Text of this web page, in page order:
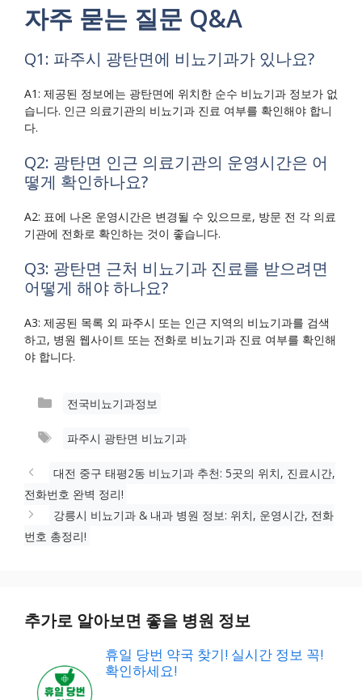
자주 묻는 질문 Q&A
Q1: 파주시 광탄면에 비뇨기과가 있나요?
A1: 제공된 정보에는 광탄면에 위치한 순수 비뇨기과 정보가 없
습니다. 인근 의료기관의 비뇨기과 진료 여부를 확인해야 합니
다.
Q2: 광탄면 인근 의료기관의 운영시간은 어
떻게 확인하나요?
A2: 표에 나온 운영시간은 변경될 수 있으므로, 방문 전 각 의료
기관에 전화로 확인하는 것이 좋습니다.
Q3: 광탄면 근처 비뇨기과 진료를 받으려면
어떻게 해야 하나요?
A3: 제공된 목록 외 파주시 또는 인근 지역의 비뇨기과를 검색
하고, 병원 웹사이트 또는 전화로 비뇨기과 진료 여부를 확인해
야 합니다.
카
고
전국비뇨기과정보
태
파주시 광탄면 비뇨기과
대전 중구 태평2동 비뇨기과 추천: 5곳의 위치, 진료시간,
전화번호 완벽 정리!
강릉시 비뇨기과 & 내과 병원 정보: 위치, 운영시간, 전화
번호 총정리!
추가로 알아보면 좋을 병원 정보
휴일 당번 약국 찾기! 실시간 정보 꼭!
확인하세요!